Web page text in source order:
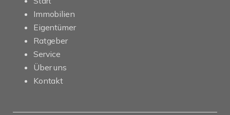
Immobilien
Eigentümer
Ratgeber
Service
Über uns
Kontakt